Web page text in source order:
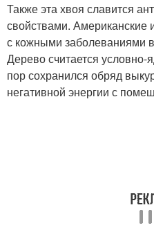
Также эта хвоя славится
свойствами.
с кожными заболеваниями
Дерево считается
пор сохранился обряд
негативной энергии с